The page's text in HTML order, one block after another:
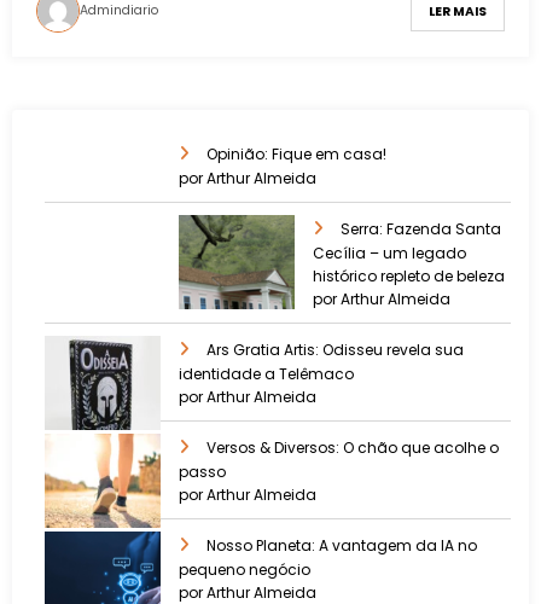
Admindiario LER MAIS
Opinião: Fique em casa!
por Arthur Almeida
Serra: Fazenda Santa
Cecília – um legado
histórico repleto de beleza
por Arthur Almeida
Ars Gratia Artis: Odisseu revela sua
identidade a Telêmaco
por Arthur Almeida
Versos & Diversos: O chão que acolhe o
passo
por Arthur Almeida
Nosso Planeta: A vantagem da IA no
pequeno negócio
por Arthur Almeida